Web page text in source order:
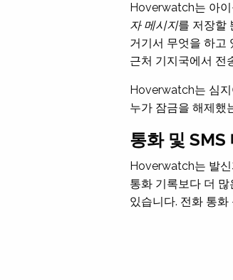
Hoverwatch는 아
자 메시지를 저장할
거기서 무엇을 하고
근처 기지국에서 전
Hoverwatch는 심
누가 잠금을 해제했
통화 및 SMS
Hoverwatch는 발
통화 기록보다 더
있습니다. 전화 통